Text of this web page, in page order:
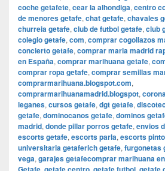
coche getafete, cear la alhondiga, centro
de menores getafe, chat getafe, chavales
churreia getafe, club de futbol getafe, club
colegio getafe, com, comprar cogollazos
concierto getafe, comprar maria madrid
en España, comprar marihuana getafe,
comprar ropa getafe, comprar semillas
comprarmarihuana.blogspot.com,
comprarmarihuanamadrid.blogspot,
leganes, cursos getafe, dgt getafe,
getafe, dominocanos getafe, dominos
madrid, donde pillar porros getafe, envios
escorts getafe, escorts parla, escorts pinto
universitaria getaferich getafe, furgonetas
vega, garajes getafecomprar marihuana